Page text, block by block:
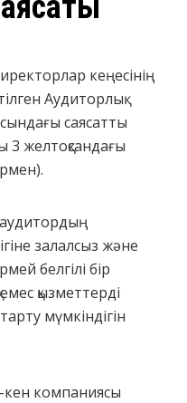
кеңесінің
Аудиторлық
саясатты
3 желтоқсандағы
.
аудитордың
залалсыз және
белгілі бір
қызметтерді
мүмкіндігін
кен компаниясы